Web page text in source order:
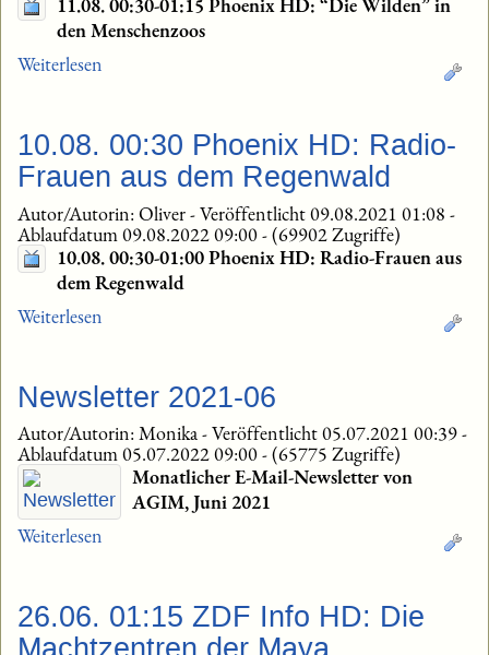
11.08. 00:30-01:15 Phoenix HD: “Die Wilden” in
den Menschenzoos
Weiterlesen
10.08. 00:30 Phoenix HD: Radio-
Frauen aus dem Regenwald
Autor/Autorin: Oliver-Veröffentlicht 09.08.2021 01:08 -
Ablaufdatum 09.08.2022 09:00-(69902 Zugriffe)
10.08. 00:30-01:00 Phoenix HD: Radio-Frauen aus
dem Regenwald
Weiterlesen
Newsletter 2021-06
Autor/Autorin: Monika-Veröffentlicht 05.07.2021 00:39-
Ablaufdatum 05.07.2022 09:00-(65775 Zugriffe)
Monatlicher E-Mail-Newsletter von
AGIM, Juni 2021
Weiterlesen
26.06. 01:15 ZDF Info HD: Die
Machtzentren der Maya